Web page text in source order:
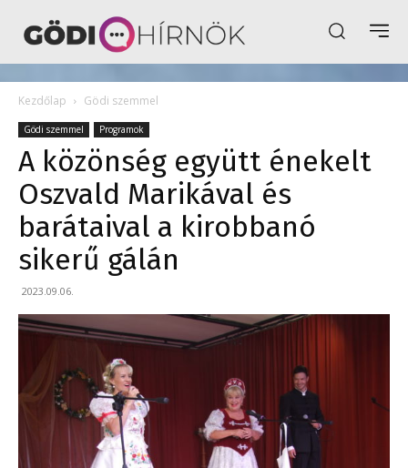
Kezdőlap Gödi szemmel
Gödi szemmel Programok
A közönség együtt énekelt
Oszvald Marikával és
barátaival a kirobbanó
sikerű gálán
2023.09.06.